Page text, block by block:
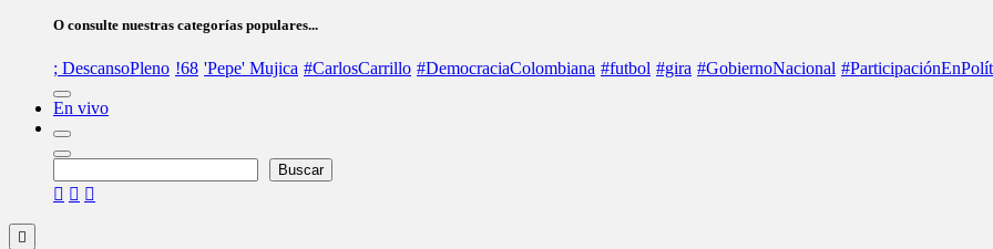
O consulte nuestras categorías populares...
; DescansoPleno !68 'Pepe' Mujica #CarlosCarrillo #DemocraciaColombiana #futbol #gira #GobiernoNacional
En vivo
Buscar